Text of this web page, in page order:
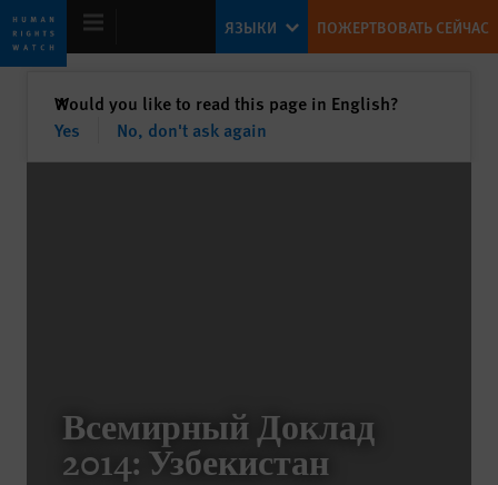
Skip
to
cookie
privacy
Skip
to
main
content
World Report 2014
Putting Development to Rights
ЯЗЫКИ ПОЖЕРТВОВАТЬ СЕЙЧАС
Would you like to read this page in English?
Yes
No, don't ask again
✕закрыть
Всемирный Доклад
2014: Узбекистан